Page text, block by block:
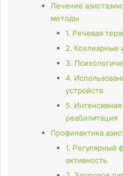
Лечение
методы
1. Речевая
2. Кохлеарные
3.
4.
устройств
5.
реабилитация
Профилактика
1. Регулярный
активность